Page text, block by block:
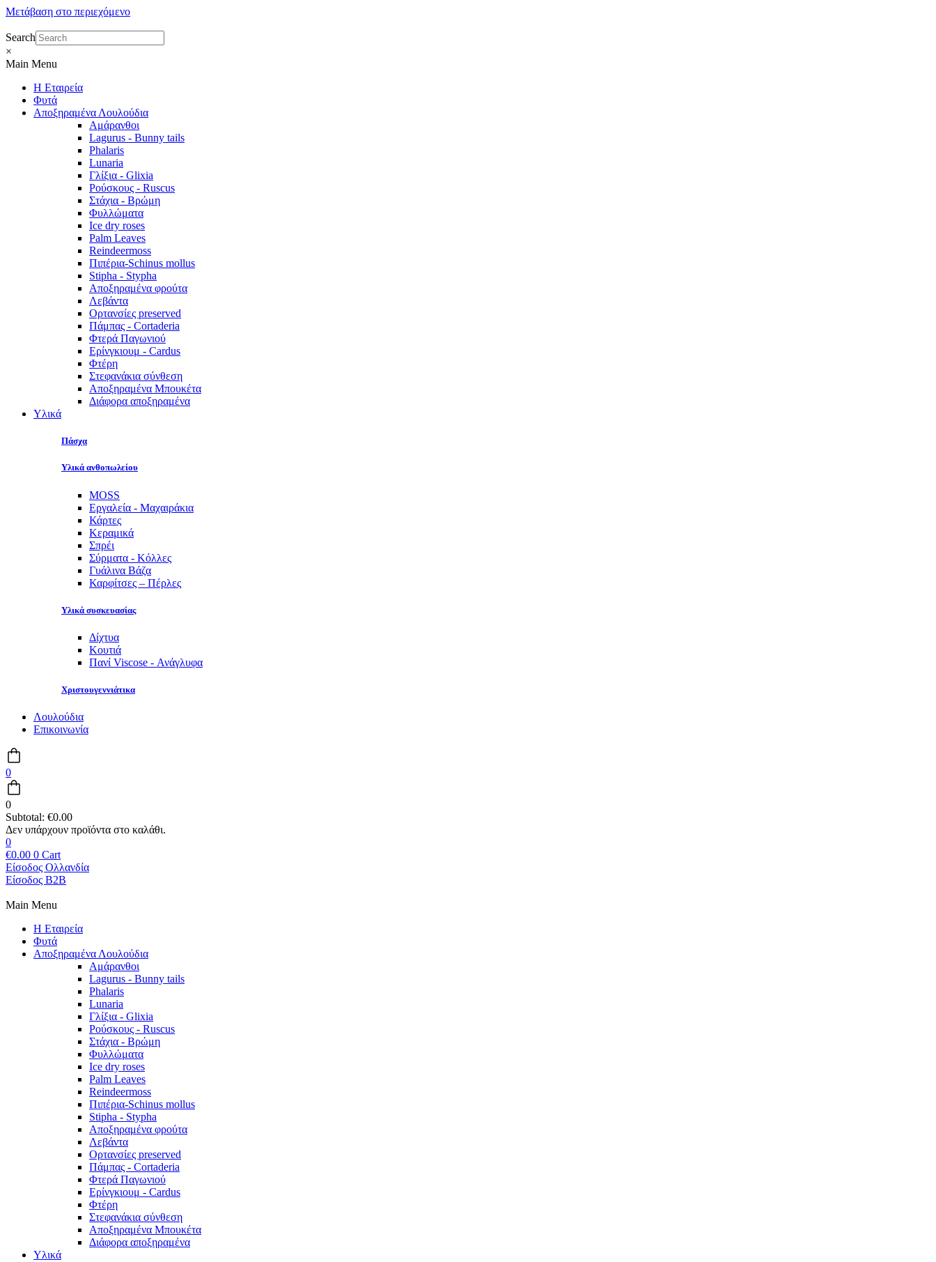
Μετάβαση στο περιεχόμενο
Search
×
Main Menu
Η Εταιρεία
Φυτά
Αποξηραμένα Λουλούδια
Αμάρανθοι
Lagurus - Bunny tails
Phalaris
Lunaria
Γλίξια - Glixia
Ρούσκους - Ruscus
Στάχια - Βρώμη
Φυλλώματα
Ice dry roses
Palm Leaves
Reindeermoss
Πιπέρια-Schinus mollus
Stipha - Stypha
Αποξηραμένα φρούτα
Λεβάντα
Ορτανσίες preserved
Πάμπας - Cortaderia
Φτερά Παγωνιού
Ερίνγκιουμ - Cardus
Φτέρη
Στεφανάκια σύνθεση
Αποξηραμένα Μπουκέτα
Διάφορα αποξηραμένα
Υλικά
Πάσχα
Υλικά ανθοπωλείου
MOSS
Εργαλεία - Μαχαιράκια
Κάρτες
Κεραμικά
Σπρέι
Σύρματα - Κόλλες
Γυάλινα Βάζα
Καρφίτσες – Πέρλες
Υλικά συσκευασίας
Δίχτυα
Κουτιά
Πανί Viscose - Ανάγλυφα
Χριστουγεννιάτικα
Λουλούδια
Επικοινωνία
0
0
Subtotal: €0.00
0
€0.00 0 Cart
Είσοδος Ολλανδία
Είσοδος B2B
Main Menu
Η Εταιρεία
Φυτά
Αποξηραμένα Λουλούδια
Αμάρανθοι
Lagurus - Bunny tails
Phalaris
Lunaria
Γλίξια - Glixia
Ρούσκους - Ruscus
Στάχια - Βρώμη
Φυλλώματα
Ice dry roses
Palm Leaves
Reindeermoss
Πιπέρια-Schinus mollus
Stipha - Stypha
Αποξηραμένα φρούτα
Λεβάντα
Ορτανσίες preserved
Πάμπας - Cortaderia
Φτερά Παγωνιού
Ερίνγκιουμ - Cardus
Φτέρη
Στεφανάκια σύνθεση
Αποξηραμένα Μπουκέτα
Διάφορα αποξηραμένα
Υλικά